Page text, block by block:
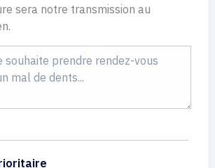
sera notre transmission au